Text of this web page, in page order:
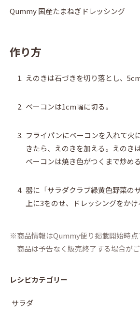
Qummy 国産たまねぎドレッシング
作り方
1. えのきは石づきを切り落とし、
2. ベーコンは1cm幅に切る。
3. フライパンにベーコンを入れて火
きたら、えのきを加える。えのき
ベーコンは焼き色がつくまで炒める
4. 器に「サラダクラブ緑黄色野菜の
上に3をのせ、ドレッシングをかけ
商品情報はQummy便り掲載開始時
商品は予告なく販売終了する場合がご
レシピカテゴリー
サラダ